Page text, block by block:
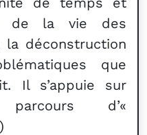
de la vie des
déconstruction
que
Il s’appuie sur
parcours d’«